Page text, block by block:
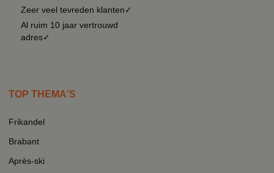
Zeer veel tevreden klanten✓
Al ruim 10 jaar vertrouwd
adres✓
TOP THEMA'S
Frikandel
Brabant
Après-ski